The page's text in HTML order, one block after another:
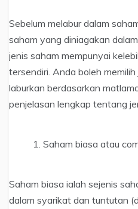
Sebelum melabur dalam
saham yang diniagakan
jenis saham mempunyai
tersendiri. Anda boleh
laburkan berdasarkan
penjelasan lengkap tentang
Saham biasa atau
Saham biasa ialah sejenis
dalam syarikat dan tuntutan